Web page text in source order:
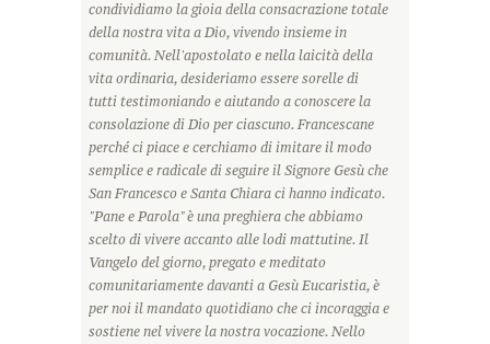
condividiamo la gioia della consacrazione totale
della nostra vita a Dio, vivendo insieme in
comunità. Nell'apostolato e nella laicità della
vita ordinaria, desideriamo essere sorelle di
tutti testimoniando e aiutando a conoscere la
consolazione di Dio per ciascuno. Francescane
perché ci piace e cerchiamo di imitare il modo
semplice e radicale di seguire il Signore Gesù che
San Francesco e Santa Chiara ci hanno indicato.
"Pane e Parola" è una preghiera che abbiamo
scelto di vivere accanto alle lodi mattutine. Il
Vangelo del giorno, pregato e meditato
comunitariamente davanti a Gesù Eucaristia, è
per noi il mandato quotidiano che ci incoraggia e
sostiene nel vivere la nostra vocazione. Nello